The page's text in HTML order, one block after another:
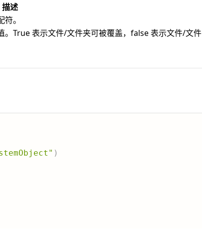
描述
。
True 表示文件/文件夹可被覆盖，false 表示文件/文件
)